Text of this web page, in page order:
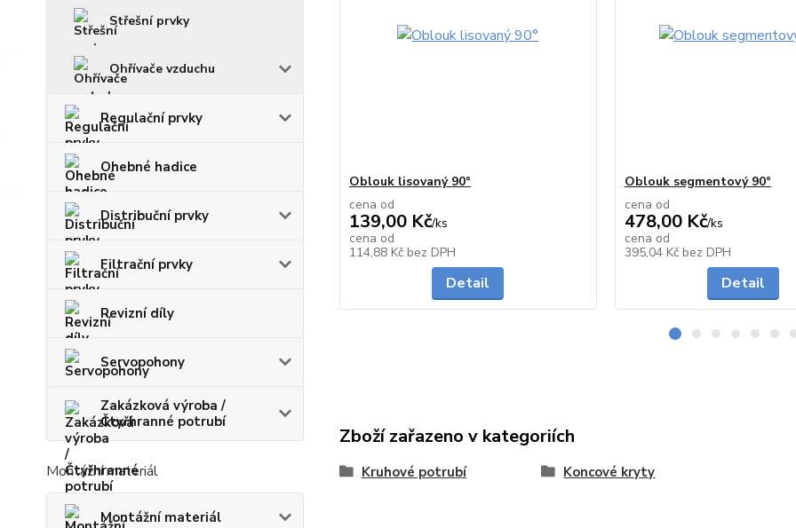
Střešní prvky
Ohřívače vzduchu
Regulační prvky
Ohebné hadice
Distribuční prvky
Filtrační prvky
Revizní díly
Servopohony
Zakázková výroba /
Čtyřhranné potrubí
Montážní materiál
Montážní materiál
Oblouk lisovaný 90°
cena od
139,00 Kč/ks
cena od
114,88 Kč bez DPH
Detail
Oblouk segmentový 90°
cena od
478,00 Kč/ks
cena od
395,04 Kč bez DPH
Detail
Zboží zařazeno v kategoriích
Kruhové potrubí Koncové kryty